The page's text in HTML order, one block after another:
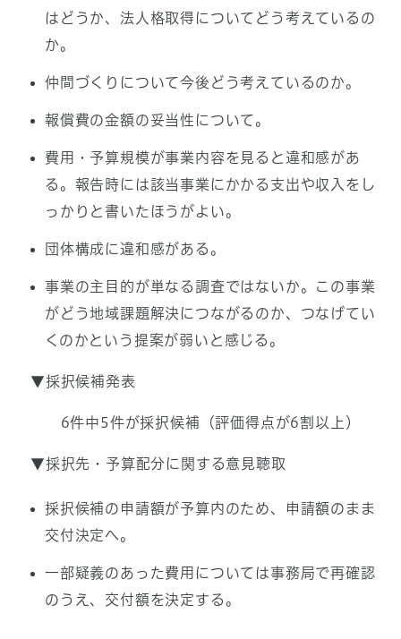
はどうか、法人格取得についてどう考えているの
か。
仲間づくりについて今後どう考えているのか。
報償費の金額の妥当性について。
費用・予算規模が事業内容を見ると違和感があ
る。報告時には該当事業にかかる支出や収入をし
っかりと書いたほうがよい。
団体構成に違和感がある。
事業の主目的が単なる調査ではないか。この事業
がどう地域課題解決につながるのか、つなげてい
くのかという提案が弱いと感じる。
▼採択候補発表
6件中5件が採択候補（評価得点が6割以上）
▼採択先・予算配分に関する意見聴取
採択候補の申請額が予算内のため、申請額のまま
交付決定へ。
一部疑義のあった費用については事務局で再確認
のうえ、交付額を決定する。